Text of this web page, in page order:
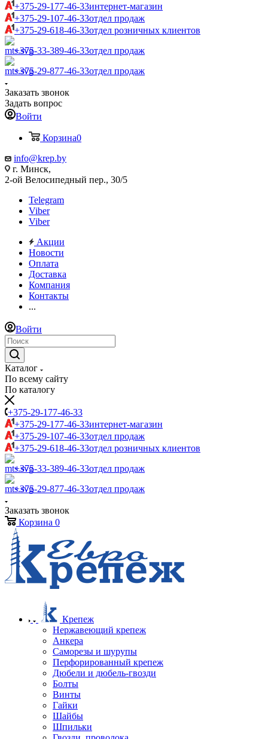
+375-29-177-46-33интернет-магазин
+375-29-107-46-33отдел продаж
+375-29-618-46-33отдел розничных клиентов
+375-33-389-46-33отдел продаж
+375-29-877-46-33отдел продаж
Заказать звонок
Задать вопрос
Войти
Корзина0
info@krep.by
г. Минск,
2-ой Велосипедный пер., 30/5
Telegram
Viber
Viber
Акции
Новости
Оплата
Доставка
Компания
Контакты
...
Войти
Каталог
По всему сайту
По каталогу
+375-29-177-46-33
+375-29-177-46-33интернет-магазин
+375-29-107-46-33отдел продаж
+375-29-618-46-33отдел розничных клиентов
+375-33-389-46-33отдел продаж
+375-29-877-46-33отдел продаж
Заказать звонок
Корзина 0
Крепеж
Нержавеющий крепеж
Анкера
Саморезы и шурупы
Перфорированный крепеж
Дюбели и дюбель-гвозди
Болты
Винты
Гайки
Шайбы
Шпильки